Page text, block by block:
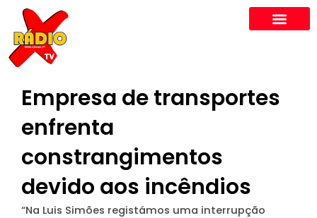
content
Empresa de transportes
enfrenta
constrangimentos
devido aos incêndios
“Na Luis Simões registámos uma interrupção